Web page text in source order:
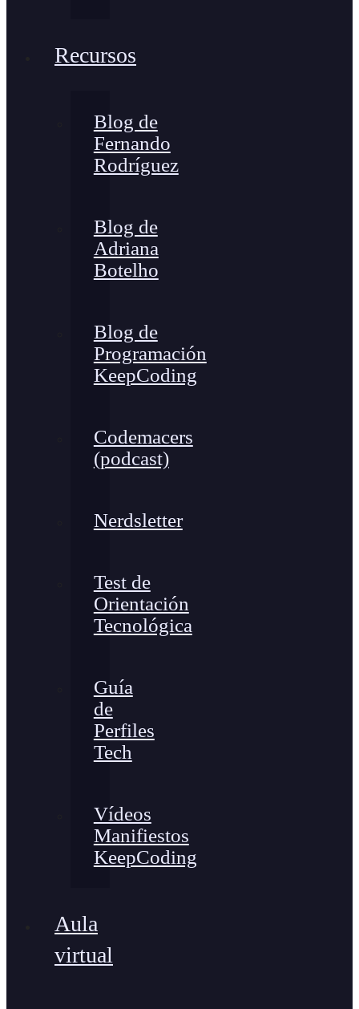
Recursos
Blog de
Fernando
Rodríguez
Blog de
Adriana
Botelho
Blog de
Programación
KeepCoding
Codemacers
(podcast)
Nerdsletter
Test de
Orientación
Tecnológica
Guía
de
Perfiles
Tech
Vídeos
Manifiestos
KeepCoding
Aula
virtual